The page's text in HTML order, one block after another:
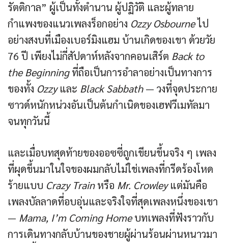
รัตติกาล” ผู้เป็นทั้งตำนาน ผู้ปฏิวัติ และผู้ทลาย
กำแพงของแนวเพลงร็อกอย่าง Ozzy Osbourneไป
อย่างสงบที่เมืองเบอร์มิงแฮม บ้านเกิดของเขา ด้วยวัย
76 ปี เพียงไม่กี่สัปดาห์หลังจากคอนเสิร์ต Back to
the Beginningที่ถือเป็นการอำลาอย่างเป็นทางการ
ของทั้ง Ozzyและ Black Sabbath— วงที่จุดประกาย
ซาวด์หนักหน่วงอันเป็นต้นกำเนิดของเฮฟวีเมทัลมา
จนทุกวันนี้
และเมื่อบทสุดท้ายของออซซี่ถูกเขียนขึ้นจริง ๆ เพลง
ที่ผุดขึ้นมาในใจของผมกลับไม่ใช่เพลงที่กรีดร้องโหด
ร้ายแบบ Crazy Trainหรือ Mr. Crowleyแต่มันคือ
เพลงบัลลาดที่อบอุ่นและจริงใจที่สุดเพลงหนึ่งของเขา
— Mama, I’m Coming Homeบทเพลงที่ฟังราวกับ
การเดินทางกลับบ้านของชายผู้ผ่านร้อนผ่านหนาวมา